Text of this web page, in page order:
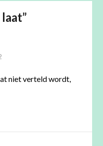
laat”
niet verteld wordt,